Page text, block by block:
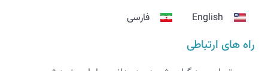
English فارسی
راه های ارتباطی